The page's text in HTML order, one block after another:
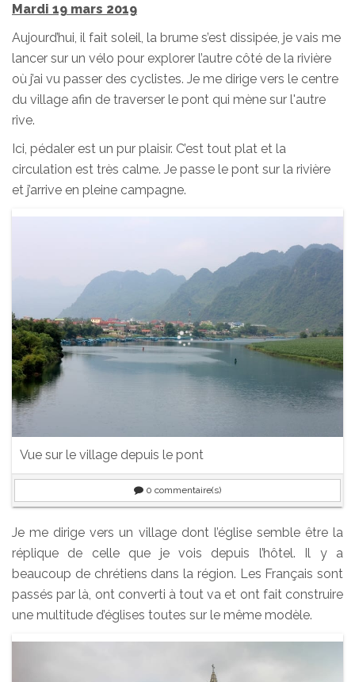
Mardi 19 mars 2019
Aujourd’hui, il fait soleil, la brume s’est dissipée, je vais me
lancer sur un vélo pour explorer l’autre côté de la rivière
où j’ai vu passer des cyclistes. Je me dirige vers le centre
du village afin de traverser le pont qui mène sur l'autre
rive.
Ici, pédaler est un pur plaisir. C’est tout plat et la
circulation est très calme. Je passe le pont sur la rivière
et j’arrive en pleine campagne.
Vue sur le village depuis le pont
0 commentaire(s)
Je me dirige vers un village dont l’église semble être la
réplique de celle que je vois depuis l’hôtel. Il y a
beaucoup de chrétiens dans la région. Les Français sont
passés par là, ont converti à tout va et ont fait construire
une multitude d’églises toutes sur le même modèle.